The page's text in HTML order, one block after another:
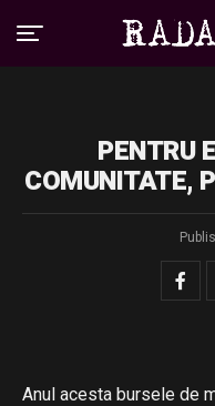
PENTRU
COMUNITATE,
Anul acesta bursele de